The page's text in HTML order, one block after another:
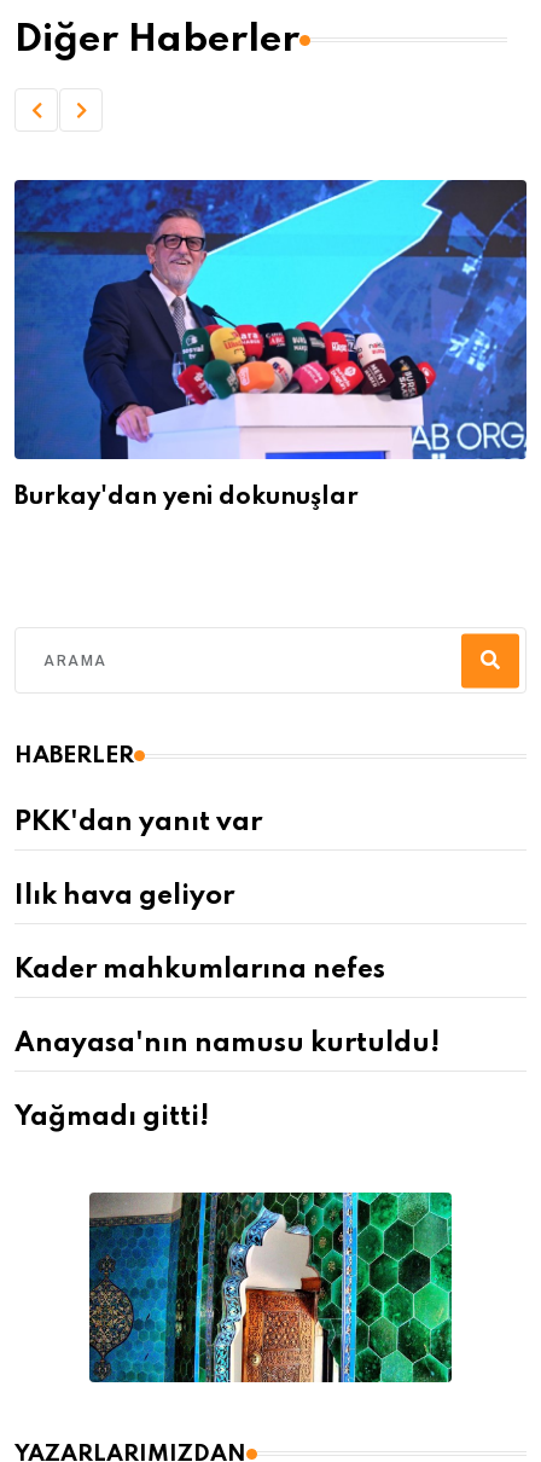
Diğer Haberler
Burkay'dan yeni dokunuşlar
HABERLER
PKK'dan yanıt var
Ilık hava geliyor
Kader mahkumlarına nefes
Anayasa'nın namusu kurtuldu!
Yağmadı gitti!
YAZARLARIMIZDAN